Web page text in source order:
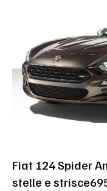
Fiat 124 Spider
stelle e